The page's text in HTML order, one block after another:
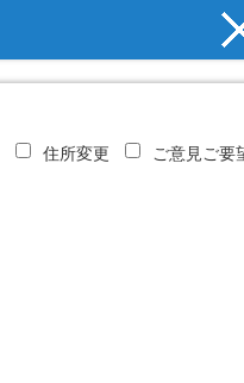
住所変更 ご意見ご要